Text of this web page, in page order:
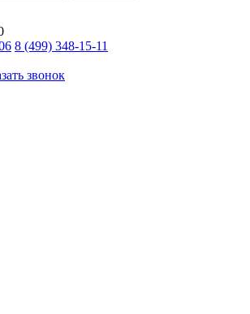
8 (499) 348-15-11
звонок